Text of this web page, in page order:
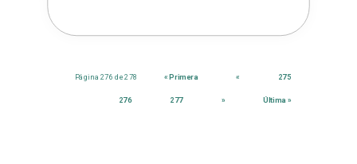
Página 276 de 278 « Primera « 275
276 277 » Última »